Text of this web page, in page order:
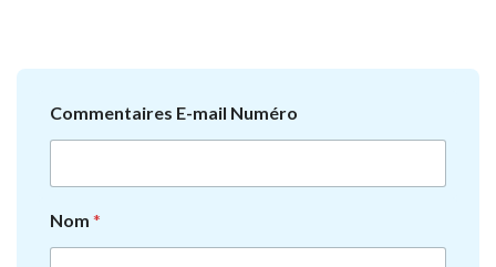
Commentaires E-mail Numéro
Nom *